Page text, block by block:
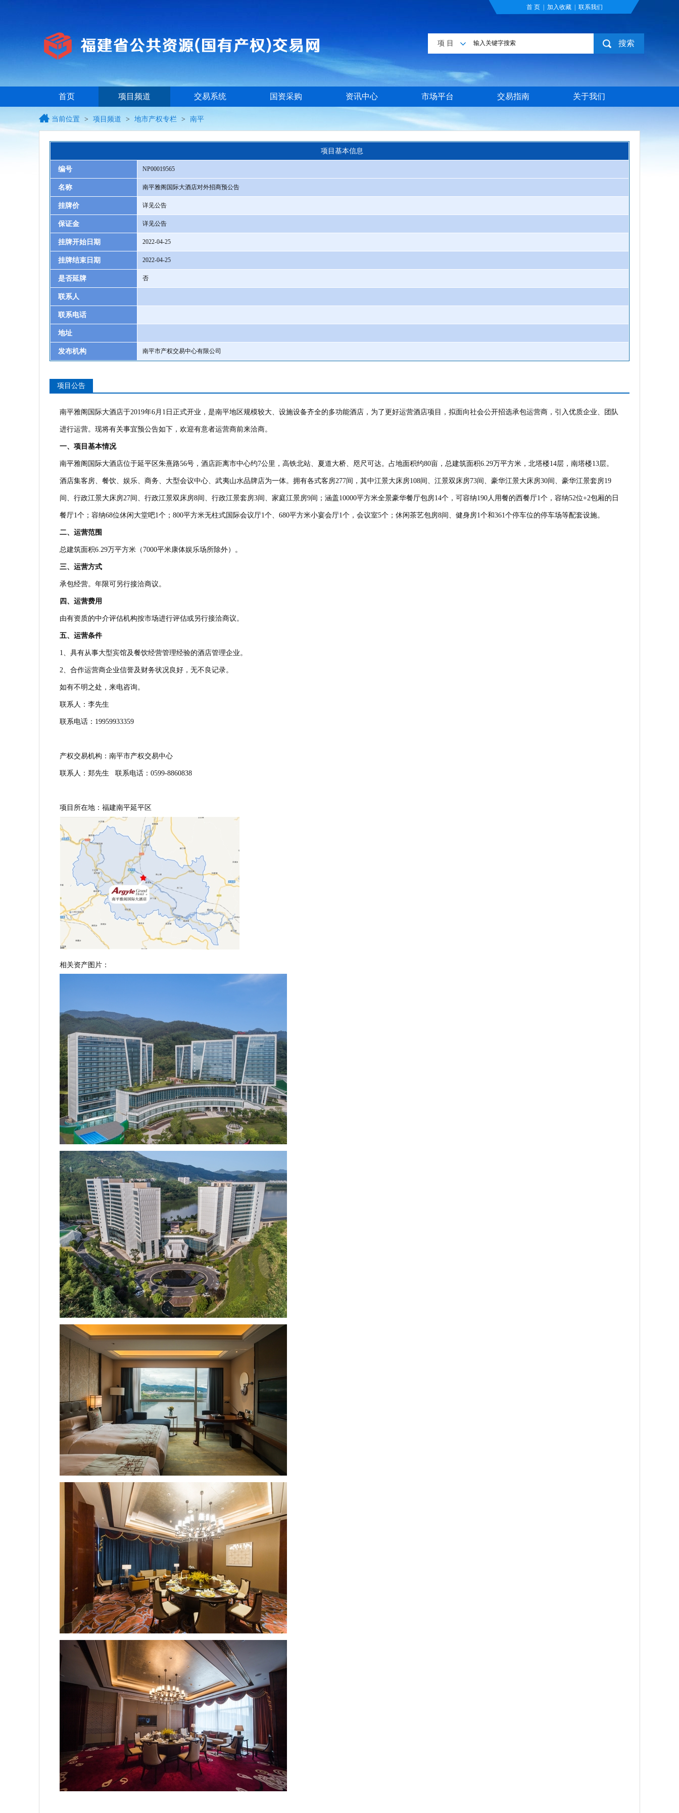
首 页 加入收藏 联系我们
项 目 搜索
首页 项目频道 交易系统 国资采购 资讯中心 市场平台 交易指南 关于我们
当前位置 > 项目频道 > 地市产权专栏 > 南平
项目基本信息
编号 NP00019565
名称 南平雅阁国际大酒店对外招商预公告
挂牌价 详见公告
保证金 详见公告
挂牌开始日期 2022-04-25
挂牌结束日期 2022-04-25
是否延牌 否
联系人
联系电话
地址
发布机构 南平市产权交易中心有限公司
项目公告
南平雅阁国际大酒店于2019年6月1日正式开业，是南平地区规模较大、设施设备齐全的多功能酒店，为了更好运营酒店项目，拟面向社会公开招选承包运营商，引入优质企业、团队
进行运营。现将有关事宜预公告如下，欢迎有意者运营商前来洽商。
一、项目基本情况
南平雅阁国际大酒店位于延平区朱熹路56号，酒店距离市中心约7公里，高铁北站、夏道大桥、咫尺可达。占地面积约80亩，总建筑面积6.29万平方米，北塔楼14层，南塔楼13层。
酒店集客房、餐饮、娱乐、商务、大型会议中心、武夷山水品牌店为一体。拥有各式客房277间，其中江景大床房108间、江景双床房73间、豪华江景大床房30间、豪华江景套房19
间、行政江景大床房27间、行政江景双床房8间、行政江景套房3间、家庭江景房9间；涵盖10000平方米全景豪华餐厅包房14个，可容纳190人用餐的西餐厅1个，容纳52位+2包厢的日
餐厅1个；容纳68位休闲大堂吧1个；800平方米无柱式国际会议厅1个、680平方米小宴会厅1个，会议室5个；休闲茶艺包房8间、健身房1个和361个停车位的停车场等配套设施。
二、运营范围
总建筑面积6.29万平方米（7000平米康体娱乐场所除外）。
三、运营方式
承包经营。年限可另行接洽商议。
四、运营费用
由有资质的中介评估机构按市场进行评估或另行接洽商议。
五、运营条件
1、具有从事大型宾馆及餐饮经营管理经验的酒店管理企业。
2、合作运营商企业信誉及财务状况良好，无不良记录。
如有不明之处，来电咨询。
联系人：李先生
联系电话：19959933359
产权交易机构：南平市产权交易中心
联系人：郑先生 联系电话：0599-8860838
项目所在地：福建南平延平区
相关资产图片：